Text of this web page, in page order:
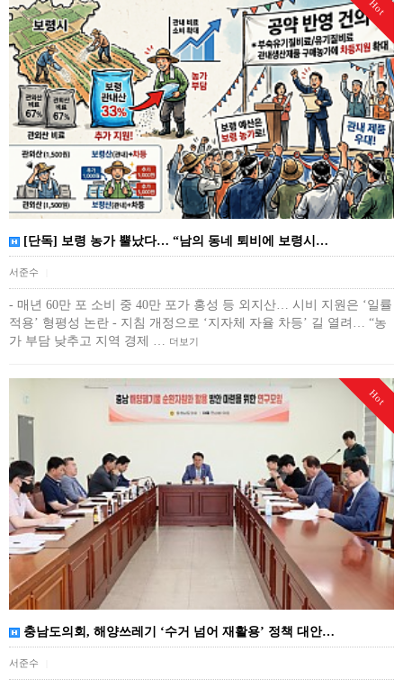
Hot
[단독] 보령 농가 뿔났다… “남의 동네 퇴비에 보령시…
서준수
- 매년 60만 포 소비 중 40만 포가 홍성 등 외지산… 시비 지원은 ‘일률
적용’ 형평성 논란 - 지침 개정으로 ‘지자체 자율 차등’ 길 열려… “농
가 부담 낮추고 지역 경제 … 더보기
Hot
충남도의회, 해양쓰레기 ‘수거 넘어 재활용’ 정책 대안…
서준수